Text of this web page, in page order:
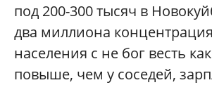
под 200-300 тысяч в
два миллиона
населения с не бог весть
повыше, чем у соседей,